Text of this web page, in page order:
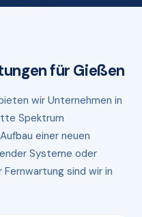
für Gießen
wir Unternehmen in
Spektrum
einer neuen
Systeme oder
sind wir in